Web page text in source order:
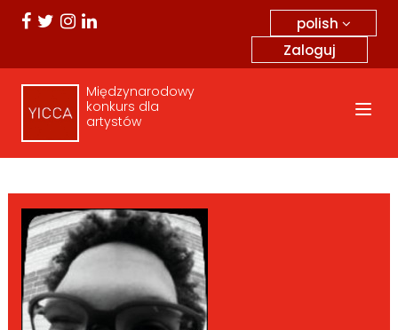
polish
Zaloguj
Międzynarodowy
konkurs dla
artystów